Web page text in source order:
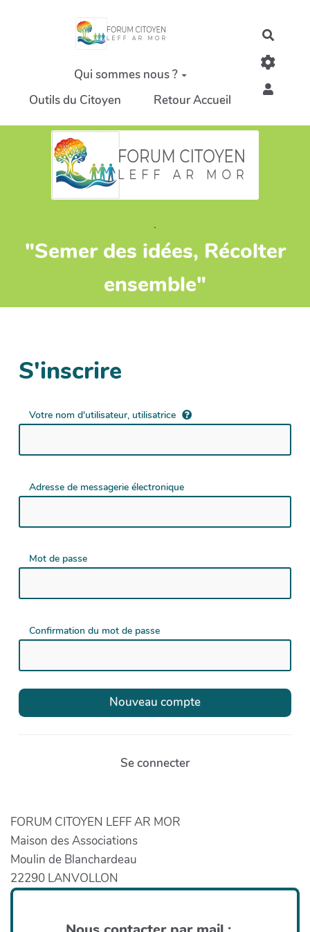
Aller au contenu principal
Qui sommes nous ?
Outils du Citoyen
Retour Accueil
.
"Semer des idées, Récolter
ensemble"
S'inscrire
Votre nom d'utilisateur, utilisatrice
Adresse de messagerie électronique
Mot de passe
Confirmation du mot de passe
Se connecter
FORUM CITOYEN LEFF AR MOR
Maison des Associations
Moulin de Blanchardeau
22290 LANVOLLON